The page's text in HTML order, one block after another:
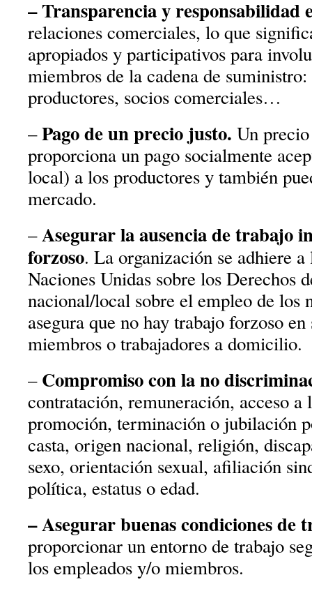
– Transparencia y responsabilidad
relaciones comerciales, lo que
apropiados y participativos para
miembros de la cadena de
productores, socios comerciales…
–Pago de un precio justo. Un
proporciona un pago socialmente
local) a los productores y también
mercado.
–Asegurar la ausencia de trabajo
forzoso. La organización se adhiere
Naciones Unidas sobre los Derechos
nacional/local sobre el empleo de los
asegura que no hay trabajo forzoso
miembros o trabajadores a domicilio.
–Compromiso con la no
contratación, remuneración, acceso a
promoción, terminación o jubilación
casta, origen nacional, religión,
sexo, orientación sexual, afiliación
política, estatus o edad.
– Asegurar buenas condiciones de
proporcionar un entorno de trabajo
los empleados y/o miembros.